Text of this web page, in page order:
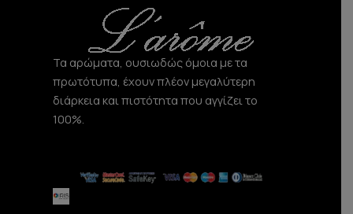
m
Τα αρώματα, ουσιωδώς όμοια με τα
πρωτότυπα, έχουν πλέον μεγαλύτερη
διάρκεια και πιστότητα που αγγίζει το
100%.